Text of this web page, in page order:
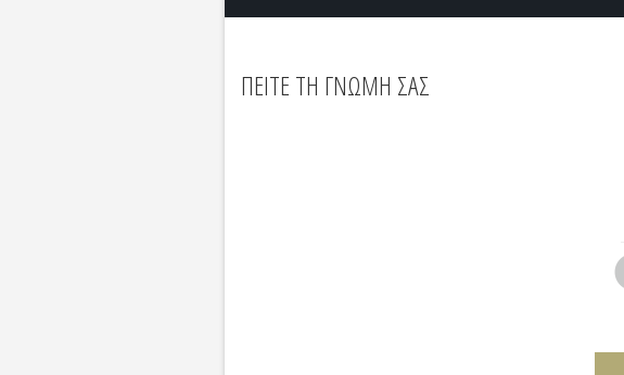
ΠΕΙΤΕ ΤΗ ΓΝΩΜΗ ΣΑΣ